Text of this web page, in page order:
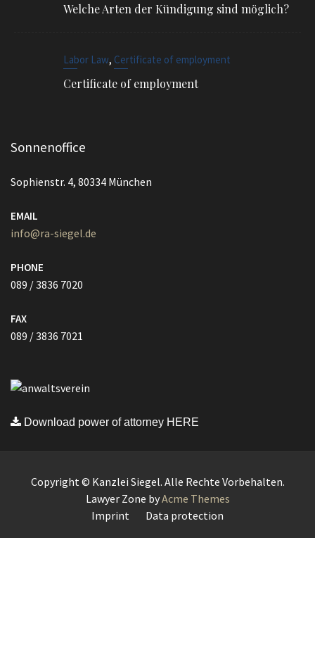
Welche Arten der Kündigung sind möglich?
Labor Law, Certificate of employment
Certificate of employment
Sonnenoffice
Sophienstr. 4, 80334 München
EMAIL
info@ra-siegel.de
PHONE
089 / 3836 7020
FAX
089 / 3836 7021
Download power of attorney HERE
Copyright © Kanzlei Siegel. Alle Rechte Vorbehalten.
Lawyer Zone byAcme Themes
Imprint
Data protection